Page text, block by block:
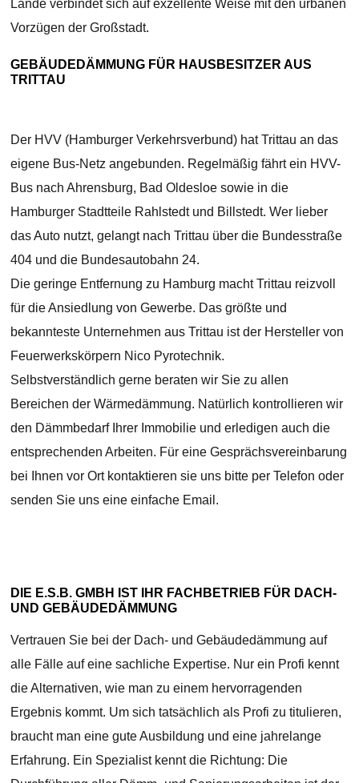
Lande verbindet sich auf exzellente Weise mit den urbanen
Vorzügen der Großstadt.
GEBÄUDEDÄMMUNG FÜR HAUSBESITZER AUS
TRITTAU
Der HVV (Hamburger Verkehrsverbund) hat Trittau an das
eigene Bus-Netz angebunden. Regelmäßig fährt ein HVV-
Bus nach Ahrensburg, Bad Oldesloe sowie in die
Hamburger Stadtteile Rahlstedt und Billstedt. Wer lieber
das Auto nutzt, gelangt nach Trittau über die Bundesstraße
404 und die Bundesautobahn 24.
Die geringe Entfernung zu Hamburg macht Trittau reizvoll
für die Ansiedlung von Gewerbe. Das größte und
bekannteste Unternehmen aus Trittau ist der Hersteller von
Feuerwerkskörpern Nico Pyrotechnik.
Selbstverständlich gerne beraten wir Sie zu allen
Bereichen der Wärmedämmung. Natürlich kontrollieren wir
den Dämmbedarf Ihrer Immobilie und erledigen auch die
entsprechenden Arbeiten. Für eine Gesprächsvereinbarung
bei Ihnen vor Ort kontaktieren sie uns bitte per Telefon oder
senden Sie uns eine einfache Email.
DIE E.S.B. GMBH IST IHR FACHBETRIEB FÜR DACH-
UND GEBÄUDEDÄMMUNG
Vertrauen Sie bei der Dach- und Gebäudedämmung auf
alle Fälle auf eine sachliche Expertise. Nur ein Profi kennt
die Alternativen, wie man zu einem hervorragenden
Ergebnis kommt. Um sich tatsächlich als Profi zu titulieren,
braucht man eine gute Ausbildung und eine jahrelange
Erfahrung. Ein Spezialist kennt die Richtung: Die